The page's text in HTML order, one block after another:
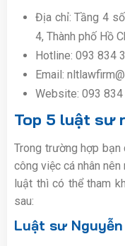
Địa chỉ: Tầng 4
4, Thành phố Hồ
Hotline: 093 834
Email:
Website: 093
Top 5 luật sư
Trong trường hợp
công việc cá nhân
luật thì có thể tham
sau:
Luật sư Nguyễn